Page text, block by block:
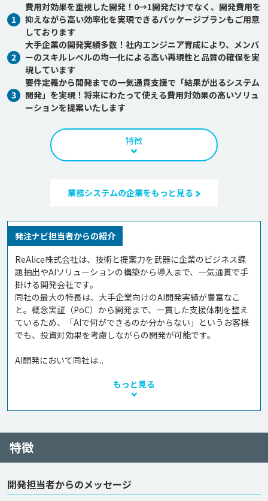
1
費用対効果を重視した開発！0→1開発だけでなく、開発費用を
抑えながら高い効率化を実現できるパッケージプランもご用意
しております
2
大手企業の開発実績多数！社内エンジニア育成により、メンバ
ーのスキルレベルの均一化による高い再現性と品質の確保を実
現しています
3
要件定義から開発までの一気通貫支援で「結果が出るシステム
開発」を実現！将来にわたって使える費用対効果の高いソリュ
ーションを提案いたします
特徴
業務システムの企業をもっと見る
発注ナビ担当者からの紹介
ReAlice株式会社は、技術と提案力を武器に企業のビジネス課
題抽出やAIソリューションの構築から導入まで、一気通貫で手
掛ける開発会社です。
同社の最大の特長は、大手企業向けのAI開発実績が豊富なこ
と。概念実証（PoC）から開発まで、一貫した支援体制を整え
ているため、「AIで何ができるのか分からない」というお客様
でも、投資対効果を考慮しながらの開発が可能です。
AI開発において同社は...
もっと見る
特徴
開発担当者からのメッセージ